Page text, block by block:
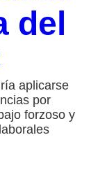
del
aplicarse
por
forzoso y